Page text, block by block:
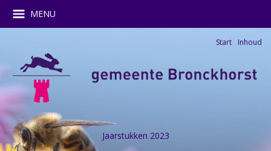
Jaarstukken 2023
Start Inhoud
MENU